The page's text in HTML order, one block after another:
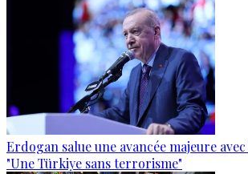
Erdogan salue une avancée majeure
"Une Türkiye sans terrorisme"